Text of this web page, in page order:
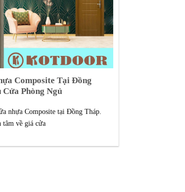
Composite Tại Đồng
Cửa Phòng Ngủ
nhựa Composite tại Đồng Tháp.
tâm về giá cửa